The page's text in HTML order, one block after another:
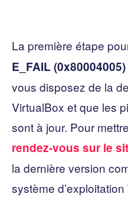
La première étape
E_FAIL (0x80004005)
vous disposez de la
VirtualBox et que les
sont à jour. Pour
rendez-vous sur le
la dernière version
système